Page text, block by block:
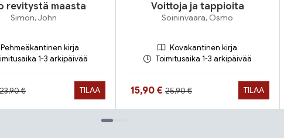
revitystä maasta
Simon, John
Pehmeäkantinen kirja
1-3 arkipäivää
Hinta aiemmin
23,90 € TILAA
Voittoja ja tappioita
Soininvaara, Osmo
Kovakantinen kirja
Toimitusaika 1-3 arkipäivää
Hinta nyt
15,90 € Hinta aiemmin
25,90 € TILAA